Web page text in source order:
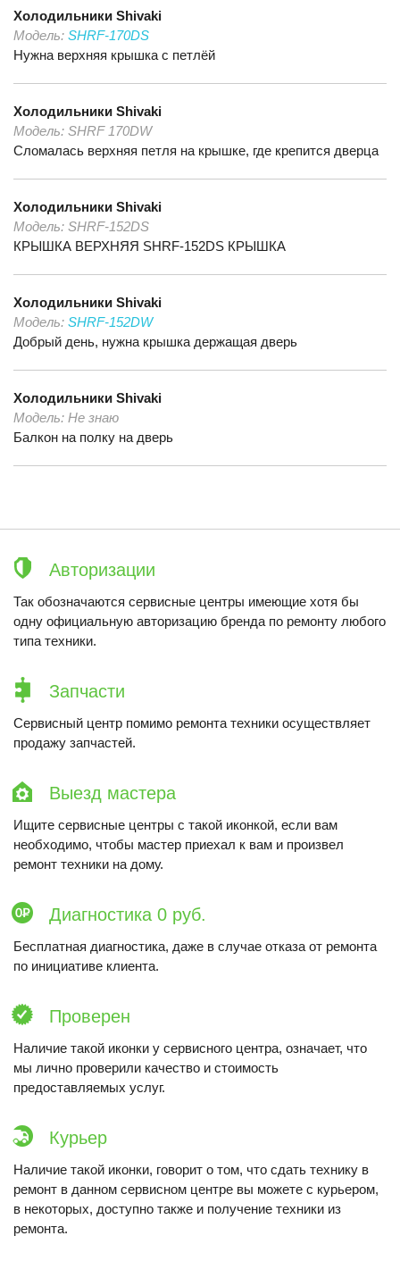
Холодильники Shivaki
Модель: SHRF-170DS
Нужна верхняя крышка с петлёй
Холодильники Shivaki
Модель: SHRF 170DW
Сломалась верхняя петля на крышке, где крепится дверца
Холодильники Shivaki
Модель: SHRF-152DS
КРЫШКА ВЕРХНЯЯ SHRF-152DS КРЫШКА
Холодильники Shivaki
Модель: SHRF-152DW
Добрый день, нужна крышка держащая дверь
Холодильники Shivaki
Модель: Не знаю
Балкон на полку на дверь
Авторизации
Так обозначаются сервисные центры имеющие хотя бы
одну официальную авторизацию бренда по ремонту любого
типа техники.
Запчасти
Сервисный центр помимо ремонта техники осуществляет
продажу запчастей.
Выезд мастера
Ищите сервисные центры с такой иконкой, если вам
необходимо, чтобы мастер приехал к вам и произвел
ремонт техники на дому.
Диагностика 0 руб.
Бесплатная диагностика, даже в случае отказа от ремонта
по инициативе клиента.
Проверен
Наличие такой иконки у сервисного центра, означает, что
мы лично проверили качество и стоимость
предоставляемых услуг.
Курьер
Наличие такой иконки, говорит о том, что сдать технику в
ремонт в данном сервисном центре вы можете с курьером,
в некоторых, доступно также и получение техники из
ремонта.